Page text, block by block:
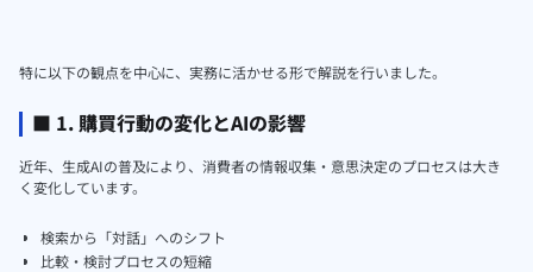
特に以下の観点を中心に、実務に活かせる形で解説を行いました。
■ 1. 購買行動の変化とAIの影響
近年、生成AIの普及により、消費者の情報収集・意思決定のプロセスは大き
く変化しています。
検索から「対話」へのシフト
比較・検討プロセスの短縮